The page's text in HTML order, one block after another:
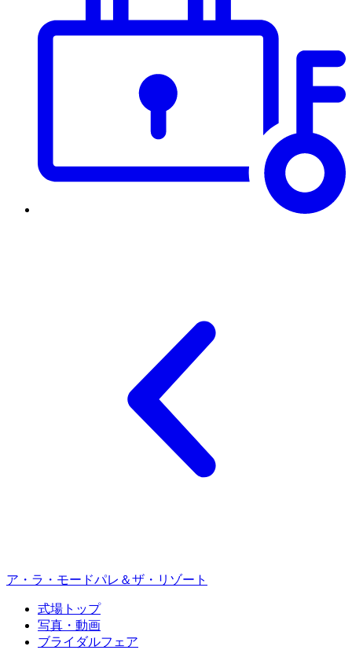
ア・ラ・モードパレ＆ザ・リゾート
式場トップ
写真・動画
ブライダルフェア